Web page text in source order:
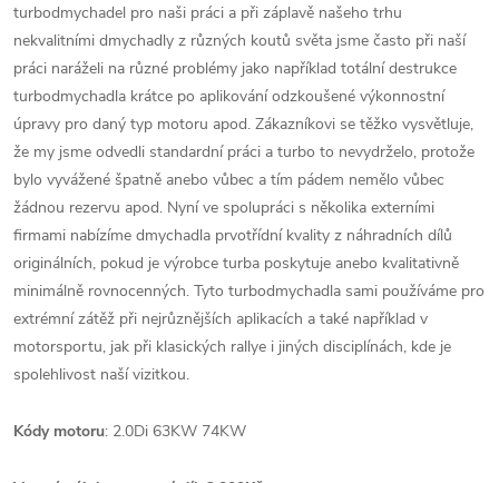
turbodmychadel pro naši práci a při záplavě našeho trhu
nekvalitními dmychadly z různých koutů světa jsme často při naší
práci naráželi na různé problémy jako například totální destrukce
turbodmychadla krátce po aplikování odzkoušené výkonnostní
úpravy pro daný typ motoru apod. Zákazníkovi se těžko vysvětluje,
že my jsme odvedli standardní práci a turbo to nevydrželo, protože
bylo vyvážené špatně anebo vůbec a tím pádem nemělo vůbec
žádnou rezervu apod. Nyní ve spolupráci s několika externími
firmami nabízíme dmychadla prvotřídní kvality z náhradních dílů
originálních, pokud je výrobce turba poskytuje anebo kvalitativně
minimálně rovnocenných. Tyto turbodmychadla sami používáme pro
extrémní zátěž při nejrůznějších aplikacích a také například v
motorsportu, jak při klasických rallye i jiných disciplínách, kde je
spolehlivost naší vizitkou.
Kódy motoru: 2.0Di 63KW 74KW